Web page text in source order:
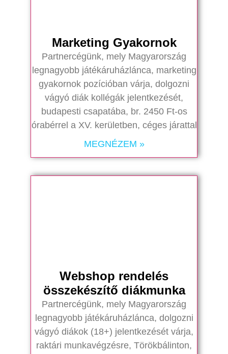
Marketing Gyakornok
Partnercégünk, mely Magyarország
legnagyobb játékáruházlánca, marketing
gyakornok pozícióban várja, dolgozni
vágyó diák kollégák jelentkezését,
budapesti csapatába, br. 2450 Ft-os
órabérrel a XV. kerületben, céges járattal
MEGNÉZEM »
Webshop rendelés
összekészítő diákmunka
Partnercégünk, mely Magyarország
legnagyobb játékáruházlánca, dolgozni
vágyó diákok (18+) jelentkezését várja,
raktári munkavégzésre, Törökbálinton,